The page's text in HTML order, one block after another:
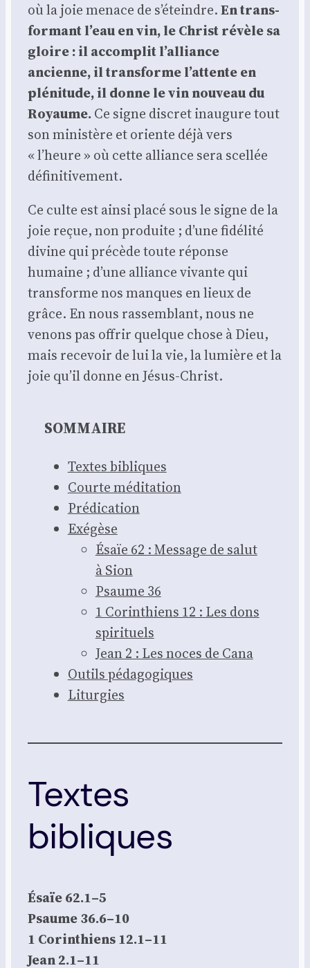
où la joie menace de s’éteindre.En trans­
for­mant l’eau en vin, le Christ révèle sa
gloire : il accom­plit l’alliance
ancienne, il trans­forme l’attente en
plé­ni­tude, il donne le vin nou­veau du
Royaume.Ce signe dis­cret inau­gure tout
son minis­tère et oriente déjà vers
« l’heure » où cette alliance sera scel­lée
défi­ni­ti­ve­ment.
Ce culte est ain­si pla­cé sous le signe de la
joie reçue, non pro­duite ; d’une fidé­li­té
divine qui pré­cède toute réponse
humaine ; d’une alliance vivante qui
trans­forme nos manques en lieux de
grâce. En nous ras­sem­blant, nous ne
venons pas offrir quelque chose à Dieu,
mais rece­voir de lui la vie, la lumière et la
joie qu’il donne en Jésus-Christ.
SOMMAIRE
Textes bibliques
Courte médi­ta­tion
Pré­di­ca­tion
Exé­gèse
Ésaïe 62 : Mes­sage de salut
à Sion
Psaume 36
1 Corin­thiens 12 : Les dons
spi­ri­tuels
Jean 2 : Les noces de Cana
Outils péda­go­giques
Litur­gies
Textes
bibliques
Ésaïe 62.1–5
Psaume 36.6–10
1 Corin­thiens 12.1–11
Jean 2.1–11